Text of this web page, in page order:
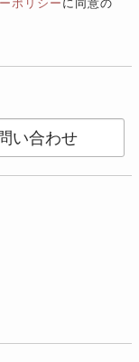
ポリシー に同意の